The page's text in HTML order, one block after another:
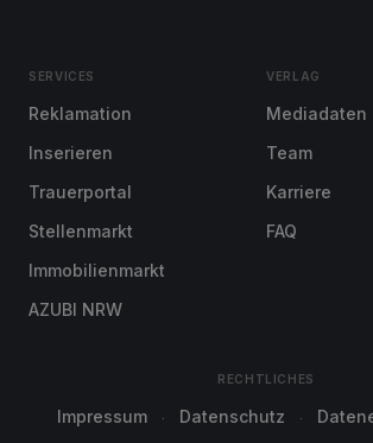
SERVICES
Reklamation
Inserieren
Trauerportal
Stellenmarkt
Immobilienmarkt
AZUBI NRW
VERLAG
Mediadaten
Team
Karriere
FAQ
RECHTLICHES
Impressum Datenschutz